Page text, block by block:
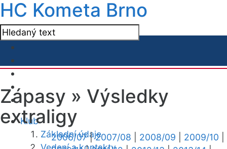
HC Kometa Brno
Klub
Základní údaje
Zápasy » Výsledky
extraligy
2006/07|2007/08 2008/09 2009/10